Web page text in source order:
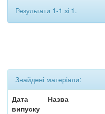
Результати 1-1 зі 1.
Знайдені матеріали:
Дата
випуску
Назва